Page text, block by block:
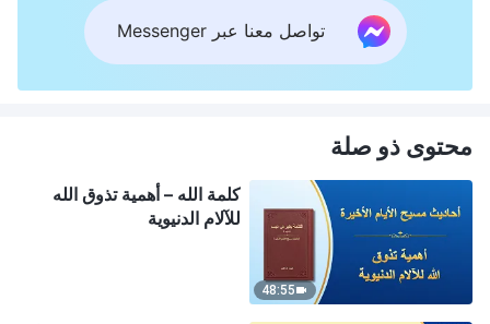
تواصل معنا عبر Messenger
محتوى ذو صلة
48:55
كلمة الله – أهمية تذوق الله
للآلام الدنيوية